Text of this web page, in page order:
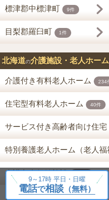
9～17時 平日・日曜
電話で相談（無料）
標津郡中標津町 9件
目梨郡羅臼町 1件
北海道の介護施設・老人ホーム
介護付き有料老人ホーム 234
住宅型有料老人ホーム 40件
サービス付き高齢者向け住宅
特別養護老人ホーム（老人福
介護老人保健施設
グループホーム